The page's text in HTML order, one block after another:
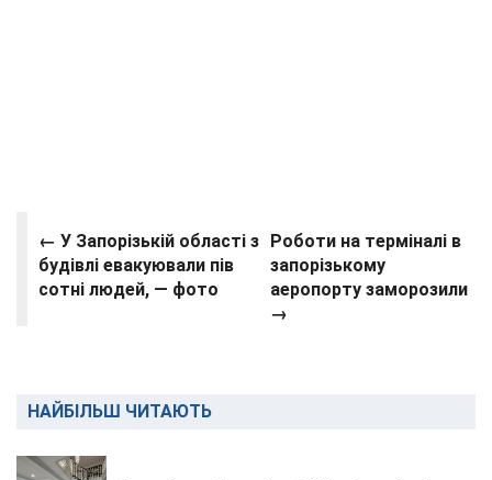
← У Запорізькій області з
будівлі евакуювали пів
сотні людей, — фото
Роботи на терміналі в
запорізькому
аеропорту заморозили
→
НАЙБІЛЬШ ЧИТАЮТЬ